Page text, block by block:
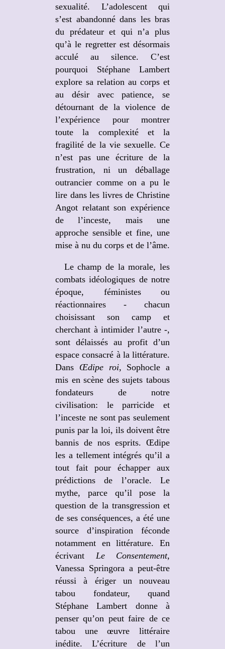
sexualité. L’adolescent qui
s’est abandonné dans les bras
du prédateur et qui n’a plus
qu’à le regretter est désormais
acculé au silence. C’est
pourquoi Stéphane Lambert
explore sa relation au corps et
au désir avec patience, se
détournant de la violence de
l’expérience pour montrer
toute la complexité et la
fragilité de la vie sexuelle. Ce
n’est pas une écriture de la
frustration, ni un déballage
outrancier comme on a pu le
lire dans les livres de Christine
Angot relatant son expérience
de l’inceste, mais une
approche sensible et fine, une
mise à nu du corps et de l’âme.
Le champ de la morale, les
combats idéologiques de notre
époque, féministes ou
réactionnaires - chacun
choisissant son camp et
cherchant à intimider l’autre -,
sont délaissés au profit d’un
espace consacré à la littérature.
Dans Œdipe roi, Sophocle a
mis en scène des sujets tabous
fondateurs de notre
civilisation: le parricide et
l’inceste ne sont pas seulement
punis par la loi, ils doivent être
bannis de nos esprits. Œdipe
les a tellement intégrés qu’il a
tout fait pour échapper aux
prédictions de l’oracle. Le
mythe, parce qu’il pose la
question de la transgression et
de ses conséquences, a été une
source d’inspiration féconde
notamment en littérature. En
écrivant Le Consentement,
Vanessa Springora a peut-être
réussi à ériger un nouveau
tabou fondateur, quand
Stéphane Lambert donne à
penser qu’on peut faire de ce
tabou une œuvre littéraire
inédite. L’écriture de l’un